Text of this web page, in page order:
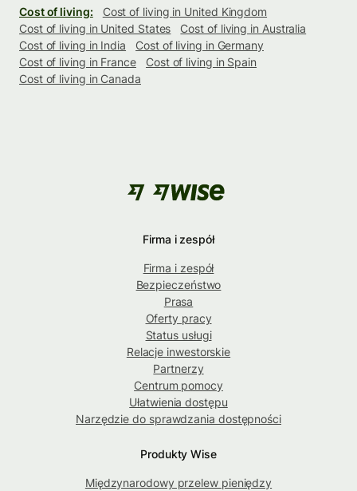
Cost of living:
Cost of living in United Kingdom
Cost of living in United States
Cost of living in Australia
Cost of living in India
Cost of living in Germany
Cost of living in France
Cost of living in Spain
Cost of living in Canada
Firma i zespół
Firma i zespół
Bezpieczeństwo
Prasa
Oferty pracy
Status usługi
Relacje inwestorskie
Partnerzy
Centrum pomocy
Ułatwienia dostępu
Narzędzie do sprawdzania dostępności
Produkty Wise
Międzynarodowy przelew pieniędzy